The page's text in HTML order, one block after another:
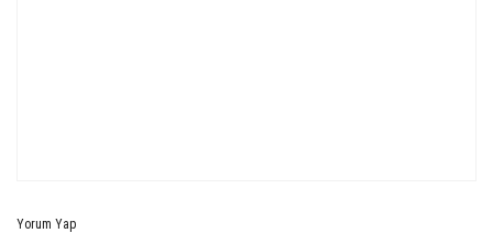
Yorum Yap